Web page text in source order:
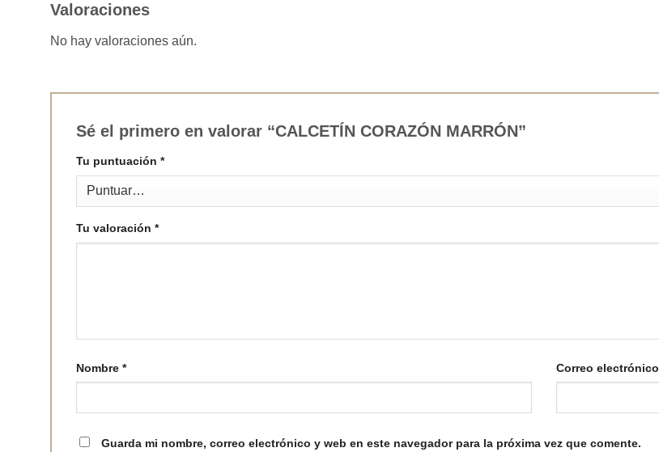
Valoraciones
No hay valoraciones aún.
Sé el primero en valorar “CALCETÍN CORAZÓN MARRÓN”
Tu puntuación *
Tu valoración *
Nombre * Correo electrónico
Guarda mi nombre, correo electrónico y web en este navegador para la próxima vez que comente.